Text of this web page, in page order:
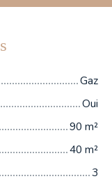
Gaz
Oui
90 m²
40 m²
3